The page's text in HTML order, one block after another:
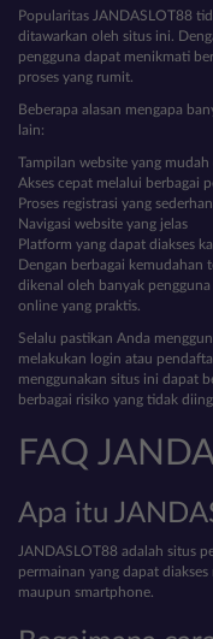
Popularitas JANDASLOT88
ditawarkan oleh situs ini.
pengguna dapat menikmati
proses yang rumit.
Beberapa alasan mengapa
lain:
Tampilan website yang mudah
Akses cepat melalui berbagai
Proses registrasi yang
Navigasi website yang jelas
Platform yang dapat diakses
Dengan berbagai kemudahan
dikenal oleh banyak
online yang praktis.
Selalu pastikan Anda
melakukan login atau
menggunakan situs ini dapat
berbagai risiko yang tidak
FAQ
Apa itu
JANDASLOT88 adalah situs
permainan yang dapat
maupun smartphone.